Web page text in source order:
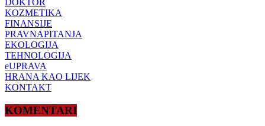
DOKTOR
KOZMETIKA
FINANSIJE
PRAVNAPITANJA
EKOLOGIJA
TEHNOLOGIJA
eUPRAVA
HRANA KAO LIJEK
KONTAKT
KOMENTARI